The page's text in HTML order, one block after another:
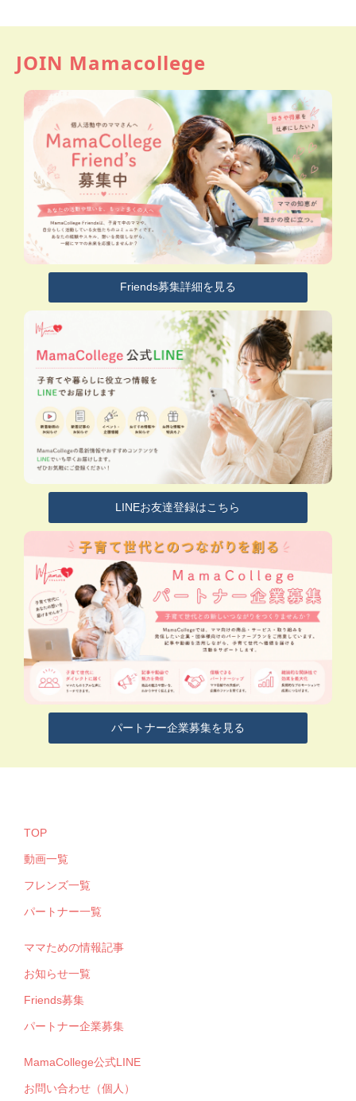
JOIN Mamacollege
Friends募集詳細を見る
LINEお友達登録はこちら
パートナー企業募集を見る
TOP
動画一覧
フレンズ一覧
パートナー一覧
ママための情報記事
お知らせ一覧
Friends募集
パートナー企業募集
MamaCollege公式LINE
お問い合わせ（個人）